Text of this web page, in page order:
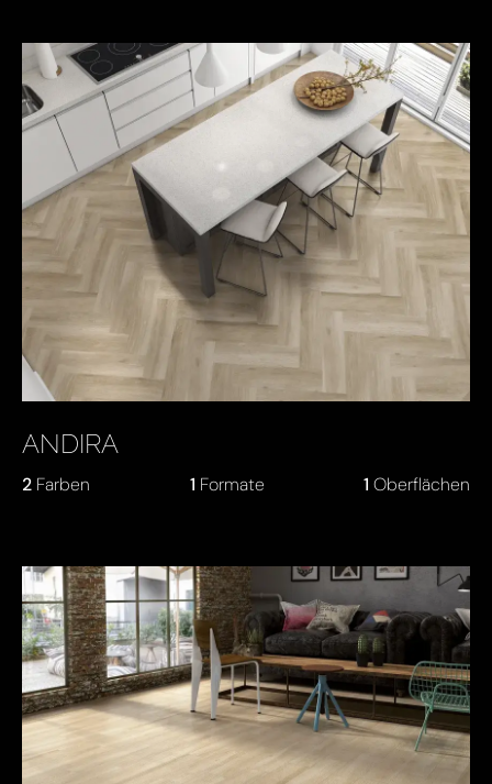
ANDIRA
2 Farben 1 Formate 1 Oberflächen